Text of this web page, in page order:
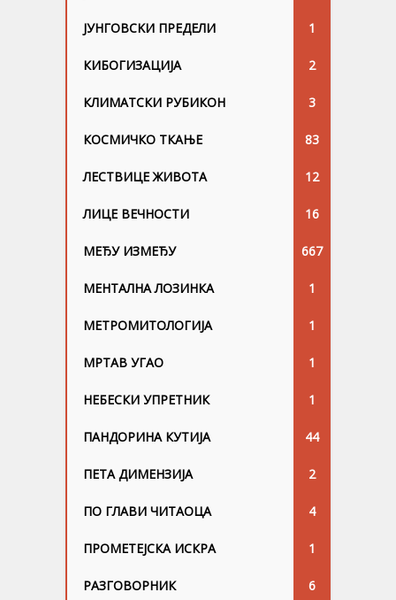
ЈУНГОВСKИ ПРЕДЕЛИ 1
КИБОГИЗАЦИЈА 2
КЛИМАТСКИ РУБИКОН 3
КОСМИЧКО ТКАЊЕ 83
ЛЕСТВИЦЕ ЖИВОТА 12
ЛИЦЕ ВЕЧНОСТИ 16
МЕЂУ ИЗМЕЂУ 667
МЕНТАЛНА ЛОЗИНКА 1
МЕТРОМИТОЛОГИЈА 1
МРТАВ УГАО 1
НЕБЕСКИ УПРЕТНИК 1
ПАНДОРИНА КУТИЈА 44
ПЕТА ДИМЕНЗИЈА 2
ПО ГЛАВИ ЧИТАОЦА 4
ПРОМЕТЕЈСКА ИСКРА 1
РАЗГОВОРНИК 6